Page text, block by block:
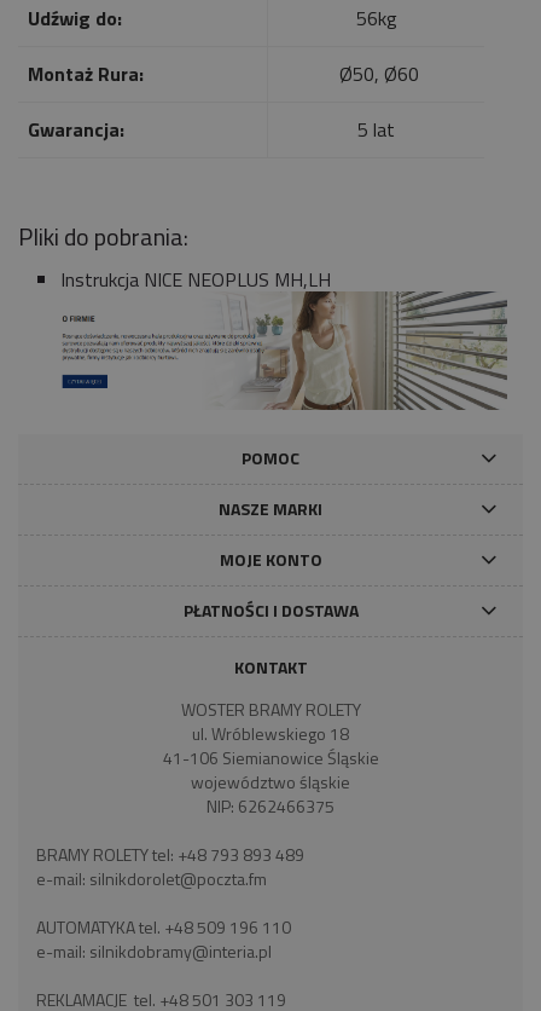
Udźwig do:
56kg
Montaż Rura:
Ø50, Ø60
Gwarancja:
5 lat
Pliki do pobrania:
Instrukcja NICE NEOPLUS MH,LH
POMOC
NASZE MARKI
MOJE KONTO
PŁATNOŚCI I DOSTAWA
KONTAKT
WOSTER BRAMY ROLETY
ul. Wróblewskiego 18
41-106 Siemianowice Śląskie
województwo śląskie
NIP: 6262466375
BRAMY ROLETY tel: +48 793 893 489
e-mail: silnikdorolet@poczta.fm
AUTOMATYKA tel. +48 509 196 110
e-mail: silnikdobramy@interia.pl
REKLAMACJE tel. +48 501 303 119